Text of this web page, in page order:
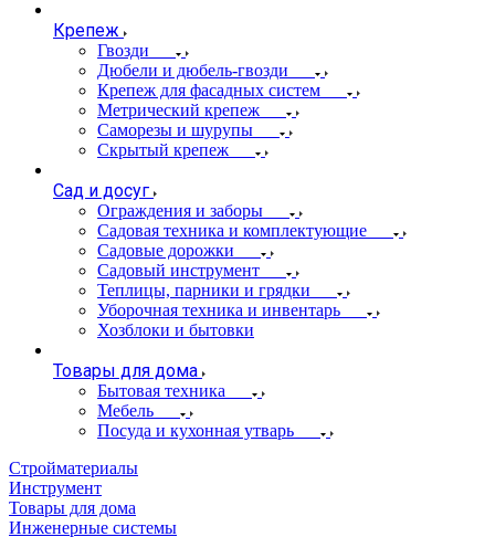
Крепеж
Гвозди
Дюбели и дюбель-гвозди
Крепеж для фасадных систем
Метрический крепеж
Саморезы и шурупы
Скрытый крепеж
Сад и досуг
Ограждения и заборы
Садовая техника и комплектующие
Садовые дорожки
Садовый инструмент
Теплицы, парники и грядки
Уборочная техника и инвентарь
Хозблоки и бытовки
Товары для дома
Бытовая техника
Мебель
Посуда и кухонная утварь
Стройматериалы
Инструмент
Товары для дома
Инженерные системы